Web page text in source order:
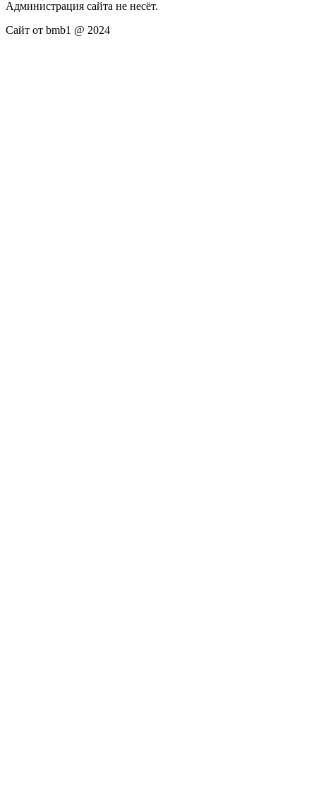
Администрация сайта не несёт.
Сайт от bmb1 @ 2024